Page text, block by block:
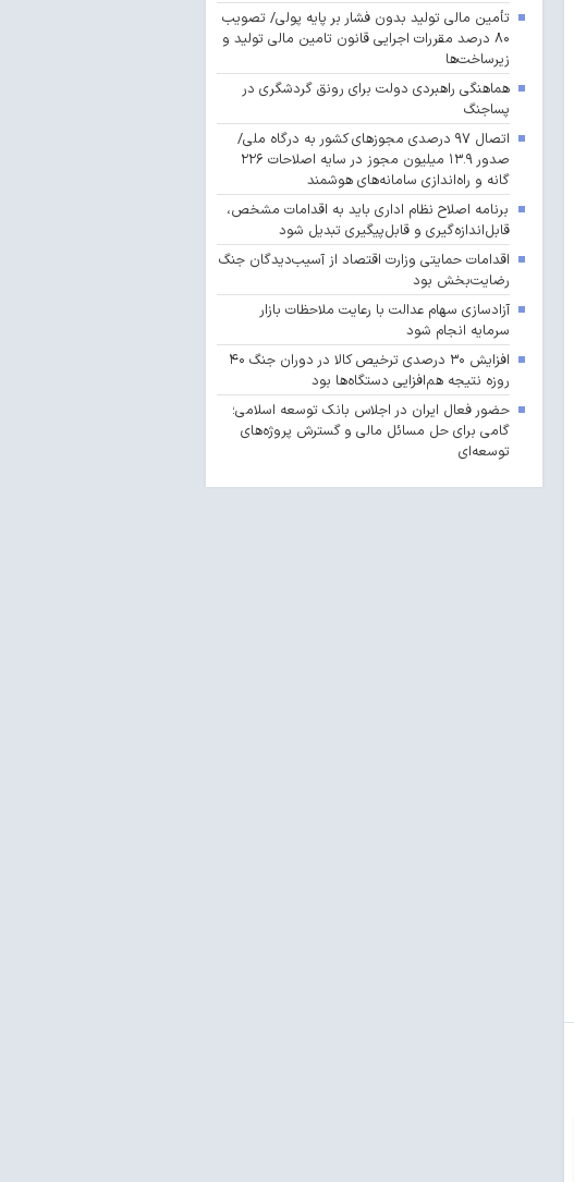
تأمین مالی تولید بدون فشار بر پایه پولی/ تصویب
۸۰ درصد مقررات اجرایی قانون تامین مالی تولید و
زیرساخت‌ها
هماهنگی راهبردی دولت برای رونق گردشگری در
پساجنگ
اتصال ۹۷ درصدی مجوزهای کشور به درگاه ملی/
صدور ۱۳.۹ میلیون مجوز در سایه اصلاحات ۲۲۶
گانه و راه‌اندازی سامانه‌های هوشمند
برنامه اصلاح نظام اداری باید به اقدامات مشخص،
قابل‌اندازه‌گیری و قابل‌پیگیری تبدیل شود
اقدامات حمایتی وزارت اقتصاد از آسیب‌دیدگان جنگ
رضایت‌بخش بود
آزادسازی سهام عدالت با رعایت ملاحظات بازار
سرمایه انجام شود
افزایش ۳۰ درصدی ترخیص کالا در دوران جنگ ۴۰
روزه نتیجه هم‌افزایی دستگاه‌ها بود
حضور فعال ایران در اجلاس بانک توسعه اسلامی؛
گامی برای حل مسائل مالی و گسترش پروژه‌های
توسعه‌ای